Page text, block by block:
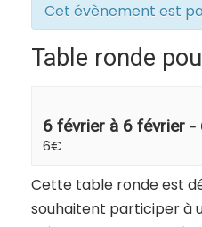
Cet évènement est
Table ronde
6 février à 6 février -
6€
Cette table ronde est
souhaitent participer à